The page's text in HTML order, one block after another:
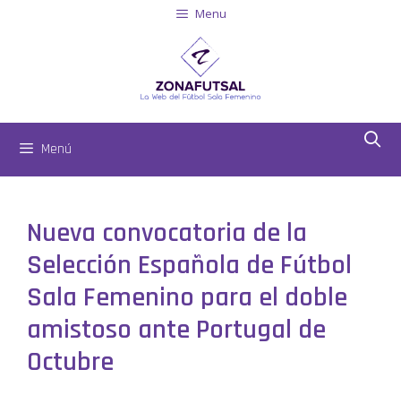
Menu
Menú
Nueva convocatoria de la
Selección Española de Fútbol
Sala Femenino para el doble
amistoso ante Portugal de
Octubre